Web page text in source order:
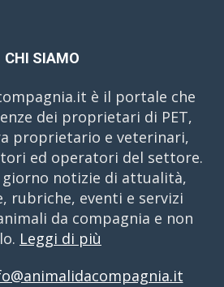
CHI SIAMO
è il portale che
dei proprietari di PET,
proprietario e veterinari,
ed operatori del settore.
giorno notizie di attualità,
rubriche, eventi e servizi
da compagnia e non
Leggi di più